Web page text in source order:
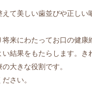
て美しい歯並びや正しい
来にわたってお口の健
結果をもたらします。
大きな役割です。
さい。